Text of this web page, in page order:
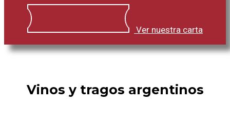
Ver nuestra carta
Vinos y tragos argentinos